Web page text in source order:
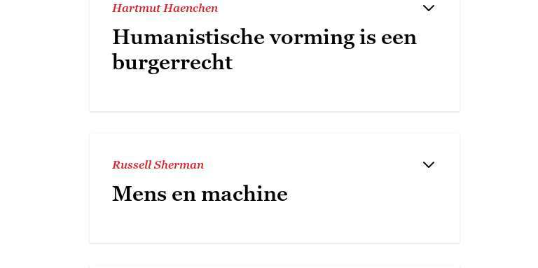
Hartmut Haenchen
Humanistische vorming is een
burgerrecht
Russell Sherman
Mens en machine